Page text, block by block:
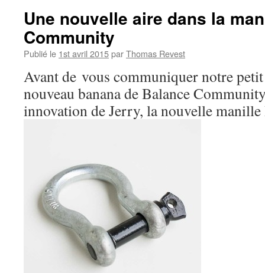
Une nouvelle aire dans la
Community
Publié le 1st avril 2015parThomas Revest
Avant de vous communiquer notre
nouveau banana de Balance
innovation de Jerry, la nouvelle